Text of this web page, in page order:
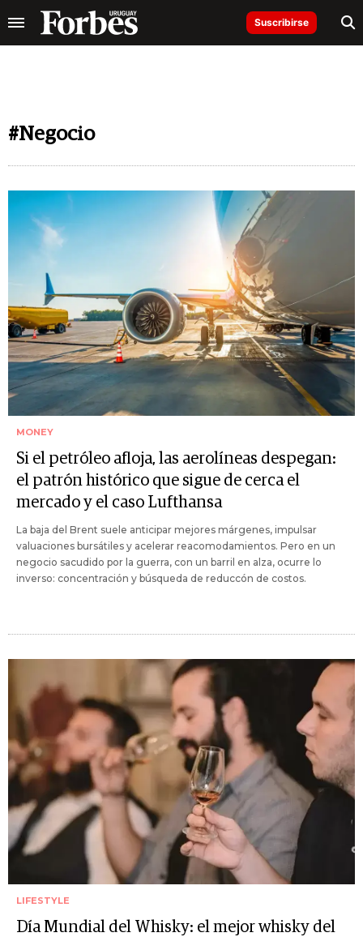
Suscribirse
#Negocio
MONEY
Si el petróleo afloja, las aerolíneas despegan:
el patrón histórico que sigue de cerca el
mercado y el caso Lufthansa
La baja del Brent suele anticipar mejores márgenes, impulsar
valuaciones bursátiles y acelerar reacomodamientos. Pero en un
negocio sacudido por la guerra, con un barril en alza, ocurre lo
inverso: concentración y búsqueda de reduccón de costos.
LIFESTYLE
Día Mundial del Whisky: el mejor whisky del